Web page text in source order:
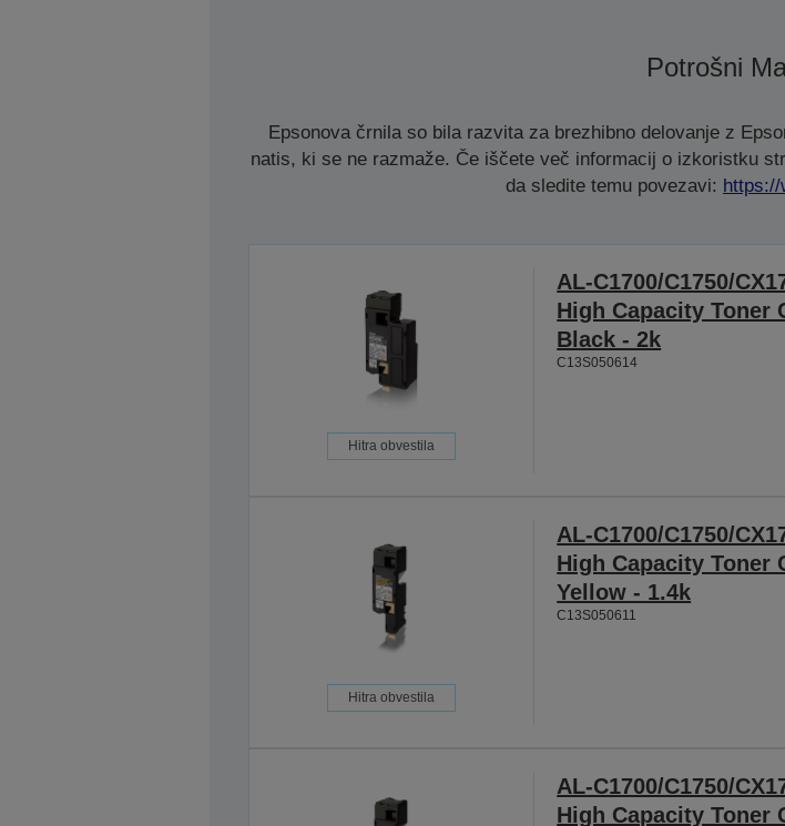
Potrošni
Epsonova črnila so bila razvita za brezhibno delovanje z
natis, ki se ne razmaže. Če iščete več informacij o izkoristku
da sledite temu povezavi: https://
Hitra obvestila
AL-C1700/C1750/
High Capacity Toner
Black - 2k
C13S050614
Hitra obvestila
AL-C1700/C1750/
High Capacity Toner
Yellow - 1.4k
C13S050611
AL-C1700/C1750/
High Capacity Toner